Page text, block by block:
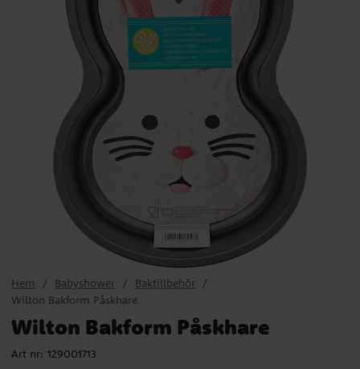
Hem Babyshower
Baktillbehör
Wilton Bakform Påskhare
Wilton Bakform Påskhare
Art nr: 129001713